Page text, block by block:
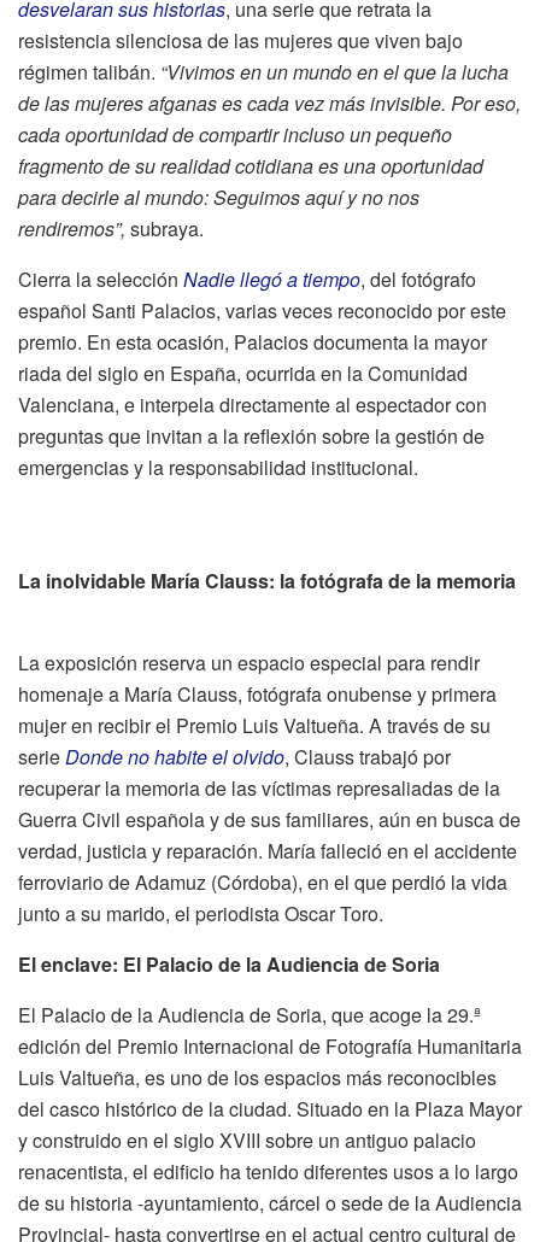
desvelaran sus historias, una serie que retrata la
resistencia silenciosa de las mujeres que viven bajo
régimen talibán. “Vivimos en un mundo en el que la lucha
de las mujeres afganas es cada vez más invisible. Por eso,
cada oportunidad de compartir incluso un pequeño
fragmento de su realidad cotidiana es una oportunidad
para decirle al mundo: Seguimos aquí y no nos
rendiremos”, subraya.
Cierra la selección Nadie llegó a tiempo, del fotógrafo
español Santi Palacios, varias veces reconocido por este
premio. En esta ocasión, Palacios documenta la mayor
riada del siglo en España, ocurrida en la Comunidad
Valenciana, e interpela directamente al espectador con
preguntas que invitan a la reflexión sobre la gestión de
emergencias y la responsabilidad institucional.
La inolvidable María Clauss: la fotógrafa de la memoria
La exposición reserva un espacio especial para rendir
homenaje a María Clauss, fotógrafa onubense y primera
mujer en recibir el Premio Luis Valtueña. A través de su
serieDonde no habite el olvido, Clauss trabajó por
recuperar la memoria de las víctimas represaliadas de la
Guerra Civil española y de sus familiares, aún en busca de
verdad, justicia y reparación. María falleció en el accidente
ferroviario de Adamuz (Córdoba), en el que perdió la vida
junto a su marido, el periodista Oscar Toro.
El enclave: El Palacio de la Audiencia de Soria
El Palacio de la Audiencia de Soria, que acoge la 29.ª
edición del Premio Internacional de Fotografía Humanitaria
Luis Valtueña, es uno de los espacios más reconocibles
del casco histórico de la ciudad. Situado en la Plaza Mayor
y construido en el siglo XVIII sobre un antiguo palacio
renacentista, el edificio ha tenido diferentes usos a lo largo
de su historia -ayuntamiento, cárcel o sede de la Audiencia
Provincial- hasta convertirse en el actual centro cultural de